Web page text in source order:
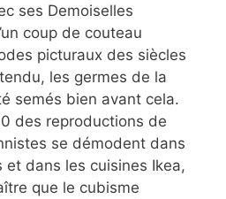
ses Demoiselles
coup de couteau
picturaux des siècles
les germes de la
semés bien avant cela.
des reproductions de
se démodent dans
et dans les cuisines Ikea,
que le cubisme